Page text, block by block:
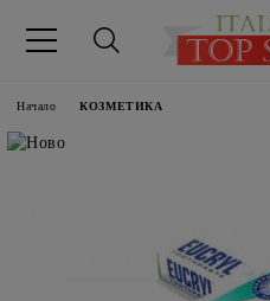
Начало КОЗМЕТИКА